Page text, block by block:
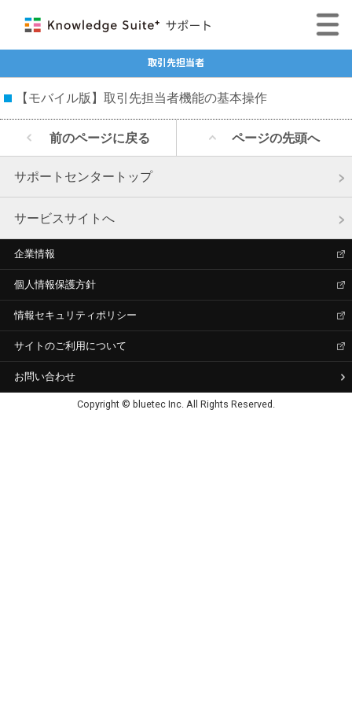
取引先担当者
【モバイル版】取引先担当者機能の基本操作
前のページに戻る ページの先頭へ
サポートセンタートップ
サービスサイトへ
企業情報
個人情報保護方針
情報セキュリティポリシー
サイトのご利用について
お問い合わせ
Copyright © bluetec Inc. All Rights Reserved.